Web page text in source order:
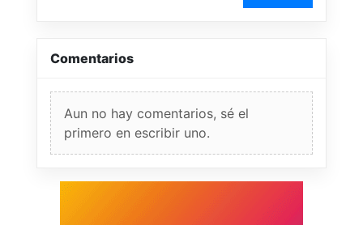
Comentarios
Aun no hay comentarios, sé el
primero en escribir uno.